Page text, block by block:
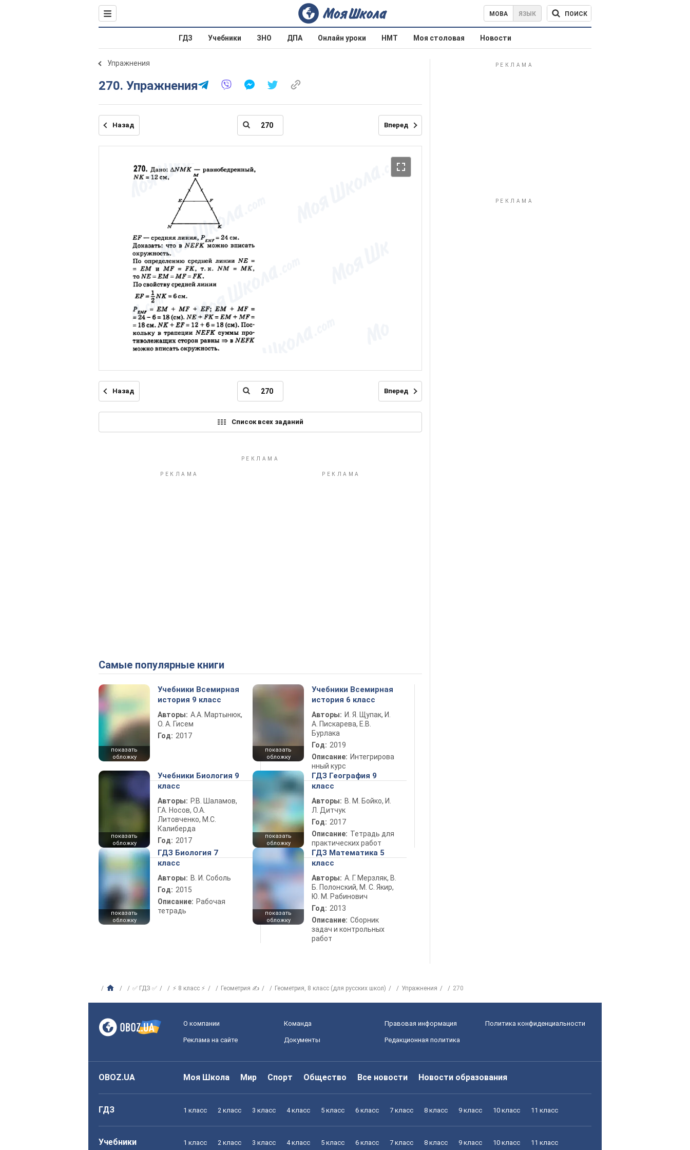
МОВА ЯЗЫК ПОИСК
ГДЗ Учебники ЗНО ДПА Онлайн уроки НМТ Моя столовая Новости
Упражнения
270. Упражнения
Назад Вперед
Назад Вперед
Список всех заданий
Самые популярные книги
показать
обложку
Учебники Всемирная
история 9 класс
Авторы: А.А. Мартынюк,
О. А. Гисем
Год: 2017
показать
обложку
Учебники Всемирная
история 6 класс
Авторы: И. Я. Щупак, И.
А. Пискарева, Е.В.
Бурлака
Год: 2019
Описание: Интегрирова
нный курс
показать
обложку
Учебники Биология 9
класс
Авторы: Р.В. Шаламов,
Г.А. Носов, О.А.
Литовченко, М.С.
Калиберда
Год: 2017
показать
обложку
ГДЗ География 9
класс
Авторы: В. М. Бойко, И.
Л. Дитчук
Год: 2017
Описание: Тетрадь для
практических работ
показать
обложку
ГДЗ Биология 7
класс
Авторы: В. И. Соболь
Год: 2015
Описание: Рабочая
тетрадь
показать
обложку
ГДЗ Математика 5
класс
Авторы: А. Г. Мерзляк, В.
Б. Полонский, М. С. Якир,
Ю. М. Рабинович
Год: 2013
Описание: Сборник
задач и контрольных
работ
✅ ГДЗ ✅ ⚡ 8 класс ⚡ Геометрия ✍ Геометрия, 8 класс (для русских школ) Упражнения 270
О компании Команда Правовая информация Политика конфиденциальности
Реклама на сайте Документы Редакционная политика
OBOZ.UA Моя Школа Мир Спорт Общество Все новости Новости образования
ГДЗ 1 класс 2 класс 3 класс 4 класс 5 класс 6 класс 7 класс 8 класс 9 класс 10 класс 11 класс
Учебники 1 класс 2 класс 3 класс 4 класс 5 класс 6 класс 7 класс 8 класс 9 класс 10 класс 11 класс